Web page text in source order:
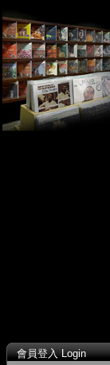
會員登入 Login